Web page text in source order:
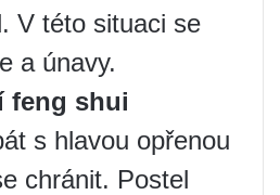
V této situaci se
a únavy.
feng shui
s hlavou opřenou
chránit. Postel